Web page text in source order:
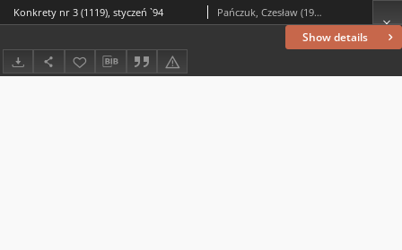
Show details
Konkrety nr 3 (1119), styczeń `94 Pańczuk, Czesław (1951–2016) (red. nacz.)